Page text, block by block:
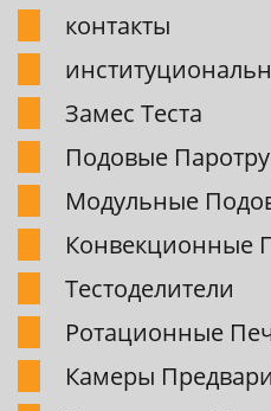
контакты
Замес Теста
Подовые
Модульные
Конвекционные
Тестоделители
Pотационные
Камеpы